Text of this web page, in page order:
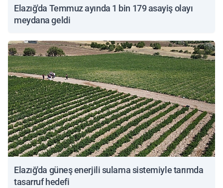
Elazığ'da Temmuz ayında 1 bin 179 asayiş olayı
meydana geldi
Elazığ'da güneş enerjili sulama sistemiyle tarımda
tasarruf hedefi